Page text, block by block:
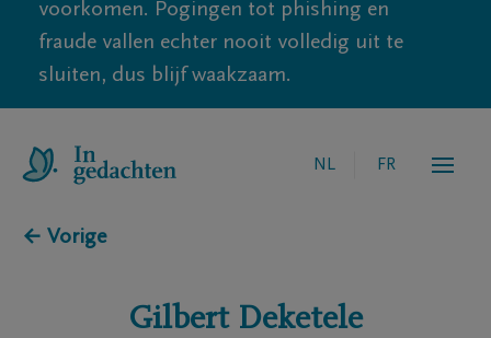
voorkomen. Pogingen tot phishing en
fraude vallen echter nooit volledig uit te
sluiten, dus blijf waakzaam.
NL FR
← Vorige
Gilbert Deketele